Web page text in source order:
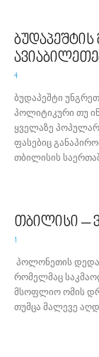
4
ბუდაპეშტი
პოლიტიკური თუ
ყველაზე
ფასებიც
თბილისის
თბილისი –
1
პოლონეთის
რომელმაც
მსოფლიო ომის
თუმცა მალევე